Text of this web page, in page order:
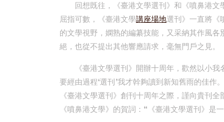
回想既往，《臺港文學選刊》和《噴鼻港
屈指可數，《臺港文學講座場地選刊》一直將《
的文學視野，嫻熟的編纂技能，又采納其作風
絕，也從不提出其他響應請求，毫無門戶之見。
《臺港文學選刊》開辦十周年，歡然以小
要經由過程‘選刊’我才幹夠讀到新知舊雨的佳
《臺港文學選刊》創刊十周年之際，謹向貴刊
《噴鼻港文學》的賀詞：“《臺港文學選刊》